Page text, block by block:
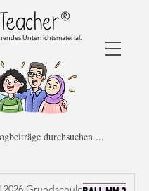
Unterrichtsmaterial.
durchsuchen ...